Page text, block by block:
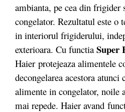
ambianta, pe cea din frigider
congelator. Rezultatul este o
in interiorul frigiderului,
exterioara. Cu functia Super
Haier protejeaza alimentele
decongelarea acestora atunci
alimente in congelator, noile
mai repede. Haier avand